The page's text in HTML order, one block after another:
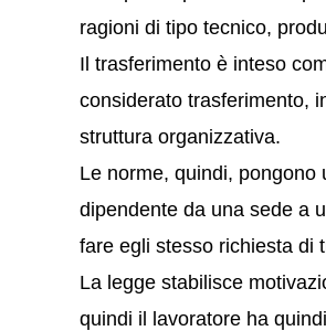
ragioni di tipo tecnico,
Il trasferimento è inteso
considerato trasferimento,
struttura organizzativa.
Le norme, quindi, pongono
dipendente da una sede a
fare egli stesso richiesta di
La legge stabilisce
quindi il lavoratore ha